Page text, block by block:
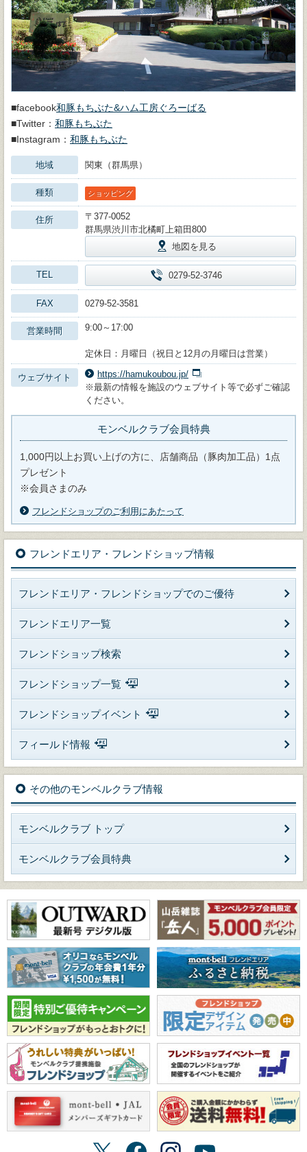
■facebook和豚もちぶた&ハム工房ぐろーばる
■Twitter： 和豚もちぶた
■Instagram： 和豚もちぶた
地域 関東（群馬県）
種類 ショッピング
住所
〒377-0052
群馬県渋川市北橘町上箱田800
地図を見る
TEL 0279-52-3746
FAX 0279-52-3581
営業時間 9:00～17:00
定休日：月曜日（祝日と12月の月曜日は営業）
ウェブサイト
https://hamukoubou.jp/
※最新の情報を施設のウェブサイト等で必ずご確認
ください。
モンベルクラブ会員特典
1,000円以上お買い上げの方に、店舗商品（豚肉加工品）1点
プレゼント
※会員さまのみ
フレンドショップのご利用にあたって
フレンドエリア・フレンドショップ情報
フレンドエリア・フレンドショップでのご優待
フレンドエリア一覧
フレンドショップ検索
フレンドショップ一覧
フレンドショップイベント
フィールド情報
その他のモンベルクラブ情報
モンベルクラブ トップ
モンベルクラブ会員特典